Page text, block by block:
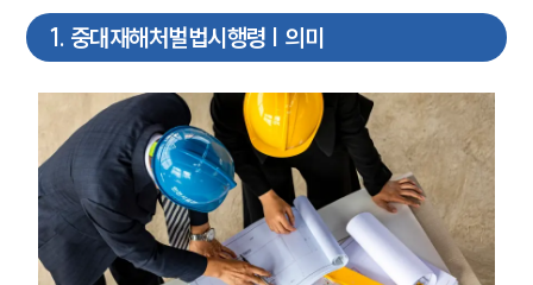
1. 중대재해처벌법시행령 | 의미